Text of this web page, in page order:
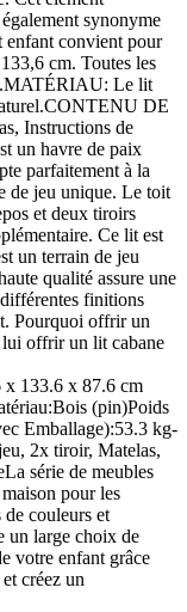
synonyme
convient pour
cm. Toutes les
Le lit
DE
Instructions de
un havre de paix
parfaitement à la
de jeu unique. Le toit
et deux tiroirs
Ce lit est
un terrain de jeu
qualité assure une
finitions
Pourquoi offrir un
offrir un lit cabane
x 133.6 x 87.6 cm
(pin)Poids
Emballage):53.3 kg-
2x tiroir, Matelas,
série de meubles
pour les
couleurs et
un large choix de
votre enfant grâce
créez un